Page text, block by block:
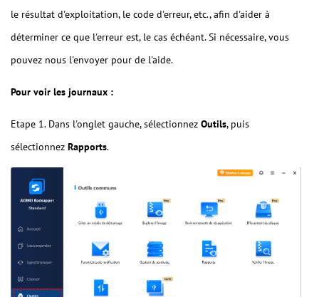
le résultat d'exploitation, le code d'erreur, etc., afin d'aider à
déterminer ce que l'erreur est, le cas échéant. Si nécessaire, vous
pouvez nous l'envoyer pour de l'aide.
Pour voir les journaux :
Etape 1. Dans l'onglet gauche, sélectionnez Outils, puis
sélectionnez Rapports.